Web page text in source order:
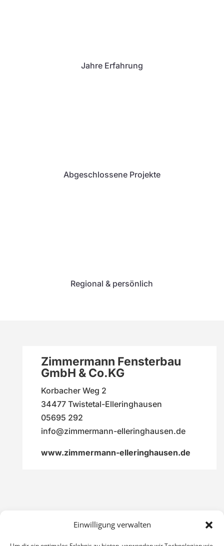
Einwilligung verwalten
Jahre Erfahrung
Abgeschlossene Projekte
Regional & persönlich
Zimmermann Fensterbau
GmbH & Co.KG
Korbacher Weg 2
34477 Twiste­tal-Elleringhausen
05695 292
info@zimmermann-elleringhausen.de
www.zimmermann-elleringhausen.de